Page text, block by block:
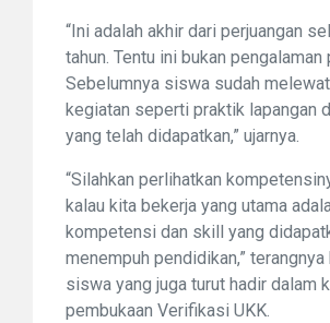
“Ini adalah akhir dari perjuangan
tahun. Tentu ini bukan pengalaman
Sebelumnya siswa sudah
kegiatan seperti praktik lapangan
yang telah didapatkan,” ujarnya.
“Silahkan perlihatkan
kalau kita bekerja yang utama
kompetensi dan skill yang
menempuh pendidikan,”
siswa yang juga turut hadir dalam
pembukaan Verifikasi UKK.